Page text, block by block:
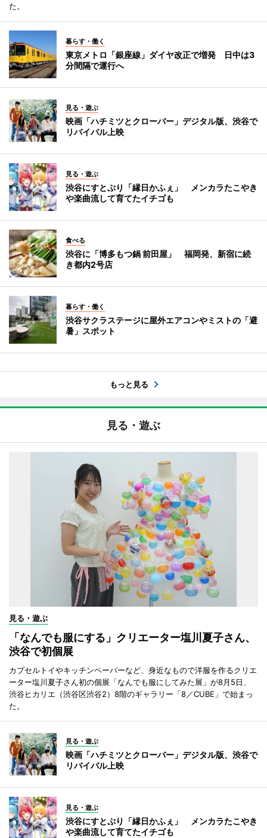
た。
暮らす・働く
東京メトロ「銀座線」ダイヤ改正で増発 日中は3
分間隔で運行へ
見る・遊ぶ
映画「ハチミツとクローバー」デジタル版、渋谷で
リバイバル上映
見る・遊ぶ
渋谷にすとぷり「縁日かふぇ」 メンカラたこやき
や楽曲流して育てたイチゴも
食べる
渋谷に「博多もつ鍋 前田屋」 福岡発、新宿に続
き都内2号店
暮らす・働く
渋谷サクラステージに屋外エアコンやミストの「避
暑」スポット
もっと見る
見る・遊ぶ
見る・遊ぶ
「なんでも服にする」クリエーター塩川夏子さん、
渋谷で初個展
カプセルトイやキッチンペーパーなど、身近なもので洋服を作るクリエ
ーター塩川夏子さん初の個展「なんでも服にしてみた展」が8月5日、
渋谷ヒカリエ（渋谷区渋谷2）8階のギャラリー「8／CUBE」で始まっ
た。
見る・遊ぶ
映画「ハチミツとクローバー」デジタル版、渋谷で
リバイバル上映
見る・遊ぶ
渋谷にすとぷり「縁日かふぇ」 メンカラたこやき
や楽曲流して育てたイチゴも